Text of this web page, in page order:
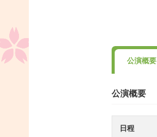
公演概要
公演概要
日程